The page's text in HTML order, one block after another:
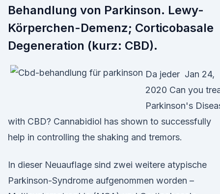
Behandlung von Parkinson. Lewy-
Körperchen-Demenz; Corticobasale
Degeneration (kurz: CBD).
Da jeder Jan 24,
2020 Can you
Parkinson's
with CBD? Cannabidiol has shown to successfully
help in controlling the shaking and tremors.
In dieser Neuauflage sind zwei weitere atypische
Parkinson-Syndrome aufgenommen worden –